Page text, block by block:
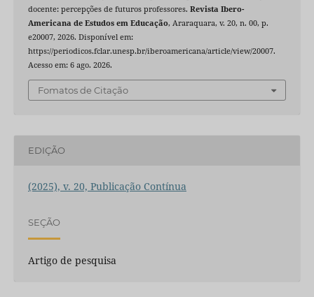
docente: percepções de futuros professores. Revista Ibero-
Americana de Estudos em Educação, Araraquara, v. 20, n. 00, p.
e20007, 2026. Disponível em:
https://periodicos.fclar.unesp.br/iberoamericana/article/view/20007.
Acesso em: 6 ago. 2026.
Fomatos de Citação
EDIÇÃO
(2025), v. 20, Publicação Contínua
SEÇÃO
Artigo de pesquisa